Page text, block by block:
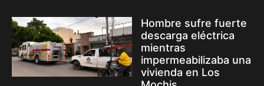
Hombre sufre fuerte
descarga eléctrica
mientras
impermeabilizaba una
vivienda en Los